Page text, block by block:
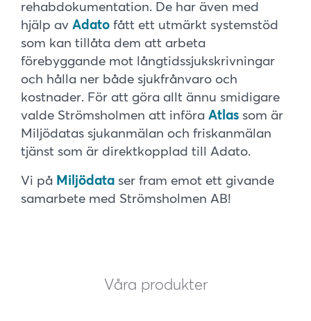
rehabdokumentation. De har även med
hjälp av Adato fått ett utmärkt systemstöd
som kan tillåta dem att arbeta
förebyggande mot långtidssjukskrivningar
och hålla ner både sjukfrånvaro och
kostnader. För att göra allt ännu smidigare
valde Strömsholmen att införa Atlas som är
Miljödatas sjukanmälan och friskanmälan
tjänst som är direktkopplad till Adato.
Vi på Miljödata ser fram emot ett givande
samarbete med Strömsholmen AB!
Våra produkter